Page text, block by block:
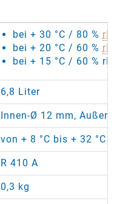
bei + 30 °C / 80 % rF
bei + 20 °C / 60 % rF
bei + 15 °C / 60 %
6,8 Liter
Innen-Ø 12 mm,
von + 8 °C bis + 32 °C
R 410 A
0,3 kg